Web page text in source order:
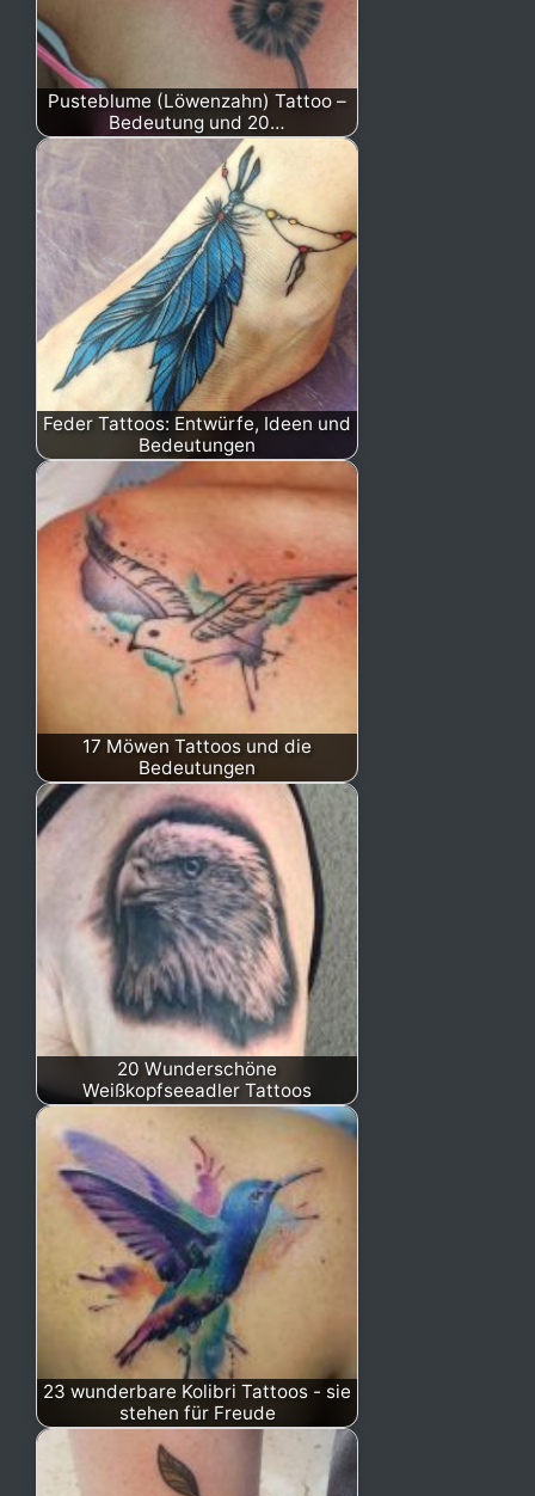
Pusteblume (Löwenzahn) Tattoo –
Bedeutung und 20…
Feder Tattoos: Entwürfe, Ideen und
Bedeutungen
17 Möwen Tattoos und die
Bedeutungen
20 Wunderschöne
Weißkopfseeadler Tattoos
23 wunderbare Kolibri Tattoos - sie
stehen für Freude